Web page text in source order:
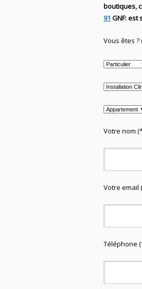
boutiques,
91 GNF:est
Vous êtes ?
Votre nom
Votre email
Téléphone